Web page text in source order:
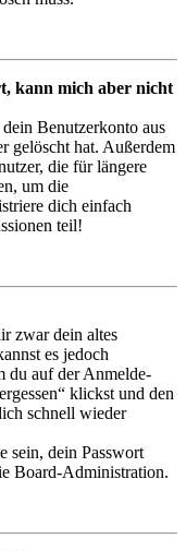
kann mich aber nicht
Benutzerkonto aus
gelöscht hat. Außerdem
die für längere
um die
dich einfach
teil!
zwar dein altes
es jedoch
du auf der Anmelde-
klickst und den
schnell wieder
sein, dein Passwort
Board-Administration.